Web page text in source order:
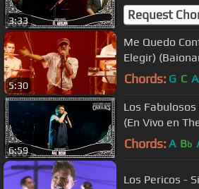
3:33
Square
Request
5:30
Me Quedo
Elegir)
Manu Chao &
Chords: G C A
6:59
Los
(En Vivo en
Square
Chords: A Bb
Los Pericos -